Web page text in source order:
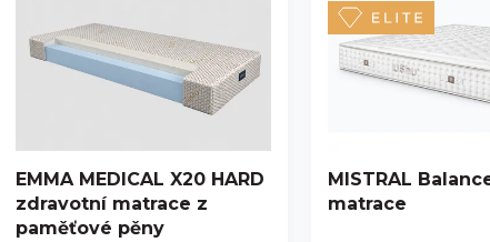
EMMA MEDICAL X20 HARD
zdravotní matrace z
paměťové pěny
MISTRAL
matrace